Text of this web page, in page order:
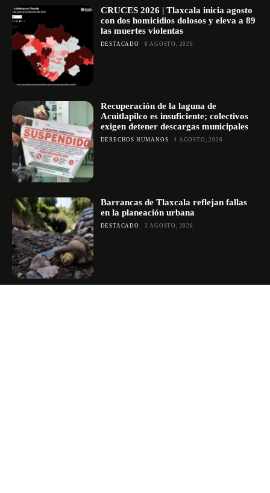
CRUCES 2026 | Tlaxcala inicia agosto
con dos homicidios dolosos y eleva a 89
las muertes violentas
DESTACADO 6 AGOSTO, 2026
Recuperación de la laguna de
Acuitlapilco es insuficiente; colectivos
exigen detener descargas municipales
DERECHOS HUMANOS 4 AGOSTO, 2026
Barrancas de Tlaxcala reflejan fallas
en la planeación urbana
DESTACADO 3 AGOSTO, 2026